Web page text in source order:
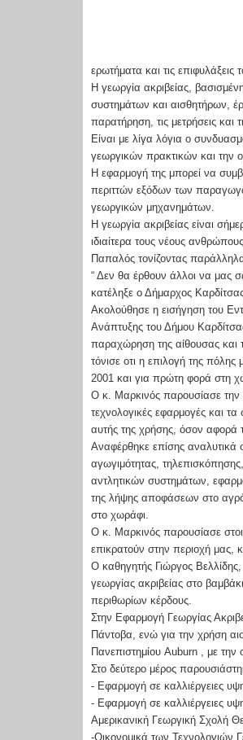
ερωτήματα και τις επιφυλάξεις
Η γεωργία ακριβείας,
συστημάτων και αισθητήρων,
παρατήρηση, τις μετρήσεις
Είναι με λίγα λόγια ο
γεωργικών πρακτικών και την
Η εφαρμογή της μπορεί να
περιττών εξόδων των
γεωργικών μηχανημάτων.
Η γεωργία ακριβείας είναι
ιδιαίτερα τους νέους
Παπαλός τονίζοντας
“ Δεν θα έρθουν άλλοι να μας
κατέληξε ο Δήμαρχος
Ακολούθησε η εισήγηση του
Ανάπτυξης του Δήμου
παραχώρηση της αίθουσας και
τόνισε οτι η επιλογή της
2001 και για πρώτη φορά στη
Ο κ. Μαρκινός παρουσίασε την
τεχνολογικές εφαρμογές και
αυτής της χρήσης, όσον
Αναφέρθηκε επίσης
αγωγιμότητας,
αντλητικών συστημάτων,
της λήψης αποφάσεων στο
στο χωράφι.
Ο κ. Μαρκινός παρουσίασε
επικρατούν στην περιοχή μας,
Ο καθηγητής Γιώργος
γεωργίας ακριβείας στο
περιθωρίων κέρδους.
Στην Εφαρμογή Γεωργίας
Πάντοβα, ενώ για την χρήση
Πανεπιστημίου Auburn , με
Στο δεύτερο μέρος
- Εφαρμογή σε καλλιέργειες
- Εφαρμογή σε καλλιέργειες
Αμερικανική Γεωργική Σχολή
-Οικονομικά των Τεχνολογιών